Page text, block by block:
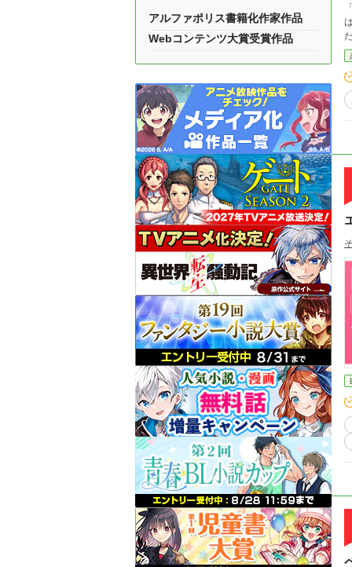
は拒
アルファポリス書籍化作家作品
Webコンテンツ大賞受賞作品